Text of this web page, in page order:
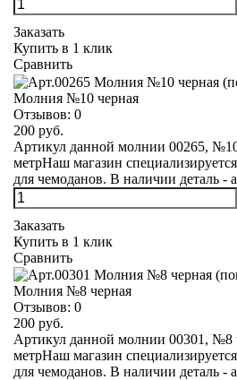
Заказать
Купить в 1 клик
Сравнить
Молния №10 черная
Отзывов: 0
200 руб.
Артикул данной молнии 00265,
метрНаш магазин
для чемоданов. В наличии деталь -
Заказать
Купить в 1 клик
Сравнить
Молния №8 черная
Отзывов: 0
200 руб.
Артикул данной молнии 00301, №8
метрНаш магазин
для чемоданов. В наличии деталь -